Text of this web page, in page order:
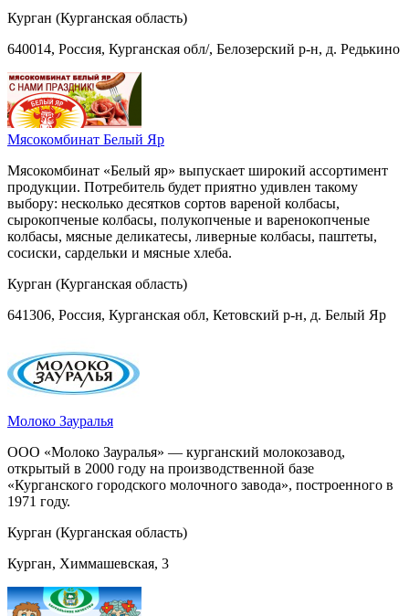
Курган (Курганская область)
640014, Россия, Курганская обл/, Белозерский р-н, д. Редькино
Мясокомбинат Белый Яр
Мясокомбинат «Белый яр» выпускает широкий ассортимент
продукции. Потребитель будет приятно удивлен такому
выбору: несколько десятков сортов вареной колбасы,
сырокопченые колбасы, полукопченые и варенокопченые
колбасы, мясные деликатесы, ливерные колбасы, паштеты,
сосиски, сардельки и мясные хлеба.
Курган (Курганская область)
641306, Россия, Курганская обл, Кетовский р-н, д. Белый Яр
Молоко Зауралья
ООО «Молоко Зауралья» — курганский молокозавод,
открытый в 2000 году на производственной базе
«Курганского городского молочного завода», построенного в
1971 году.
Курган (Курганская область)
Курган, Химмашевская, 3